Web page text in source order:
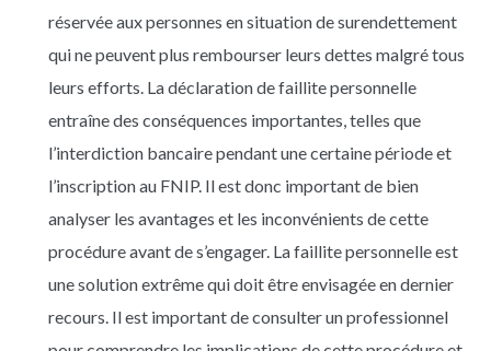
réservée aux personnes en situation de surendettement
qui ne peuvent plus rembourser leurs dettes malgré tous
leurs efforts. La déclaration de faillite personnelle
entraîne des conséquences importantes, telles que
l’interdiction bancaire pendant une certaine période et
l’inscription au FNIP. Il est donc important de bien
analyser les avantages et les inconvénients de cette
procédure avant de s’engager. La faillite personnelle est
une solution extrême qui doit être envisagée en dernier
recours. Il est important de consulter un professionnel